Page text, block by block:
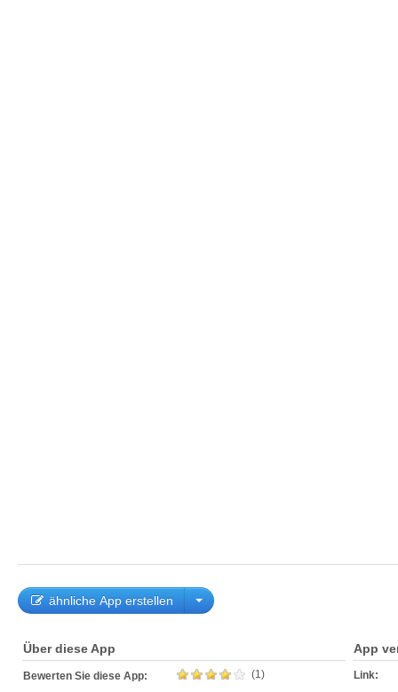
ähnliche App erstellen
Über diese App
Bewerten Sie diese App: (1)
App
Link: